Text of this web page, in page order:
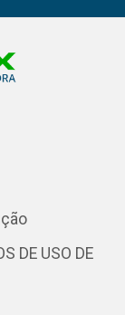
DE USO DE